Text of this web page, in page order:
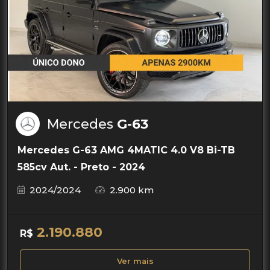
Mercedes G-63
Mercedes G-63 AMG 4MATIC 4.0 V8 Bi-TB
585cv Aut. - Preto - 2024
2024/2024
2.900 km
R$ 2.190.880
Ver mais